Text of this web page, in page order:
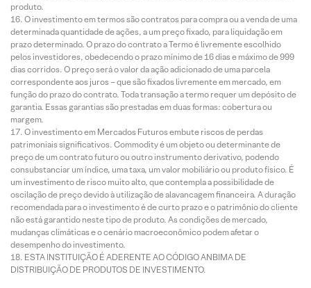
produto.
O investimento em termos são contratos para compra ou a venda de uma
determinada quantidade de ações, a um preço fixado, para liquidação em
prazo determinado. O prazo do contrato a Termo é livremente escolhido
pelos investidores, obedecendo o prazo mínimo de 16 dias e máximo de 999
dias corridos. O preço será o valor da ação adicionado de uma parcela
correspondente aos juros – que são fixados livremente em mercado, em
função do prazo do contrato. Toda transação a termo requer um depósito de
garantia. Essas garantias são prestadas em duas formas: cobertura ou
margem.
O investimento em Mercados Futuros embute riscos de perdas
patrimoniais significativos. Commodity é um objeto ou determinante de
preço de um contrato futuro ou outro instrumento derivativo, podendo
consubstanciar um índice, uma taxa, um valor mobiliário ou produto físico. É
um investimento de risco muito alto, que contempla a possibilidade de
oscilação de preço devido à utilização de alavancagem financeira. A duração
recomendada para o investimento é de curto prazo e o patrimônio do cliente
não está garantido neste tipo de produto. As condições de mercado,
mudanças climáticas e o cenário macroeconômico podem afetar o
desempenho do investimento.
ESTA INSTITUIÇÃO É ADERENTE AO CÓDIGO ANBIMA DE
DISTRIBUIÇÃO DE PRODUTOS DE INVESTIMENTO.